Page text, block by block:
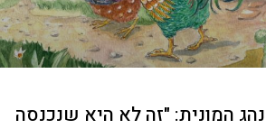
נהג המונית: "זה לא היא שנכנסה